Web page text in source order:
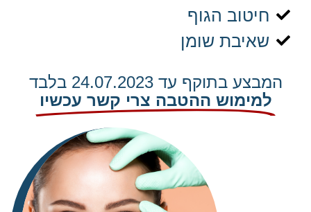
חיטוב הגוף
שאיבת שומן
המבצע בתוקף עד 24.07.2023 בלבד
למימוש ההטבה צרי קשר עכשיו